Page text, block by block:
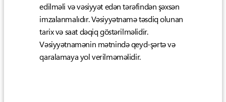
edilməli və vəsiyyət edən tərəfindən şəxsən
imzalanmalıdır. Vəsiyyətnamə təsdiq olunan
tarix və saat dəqiq göstərilməlidir.
Vəsiyyətnamənin mətnində qeyd-şərtə və
qaralamaya yol verilməməlidir.